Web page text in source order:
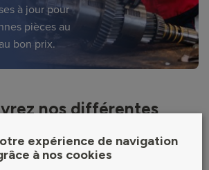
à jour pour
pièces au
bon prix.
nos différentes
expérience de navigation
à nos cookies